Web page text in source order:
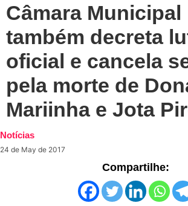
Câmara Municipal
também decreta
oficial e cancela
pela morte de
Mariinha e Jota
Notícias
24 de May de 2017
Compartilhe: